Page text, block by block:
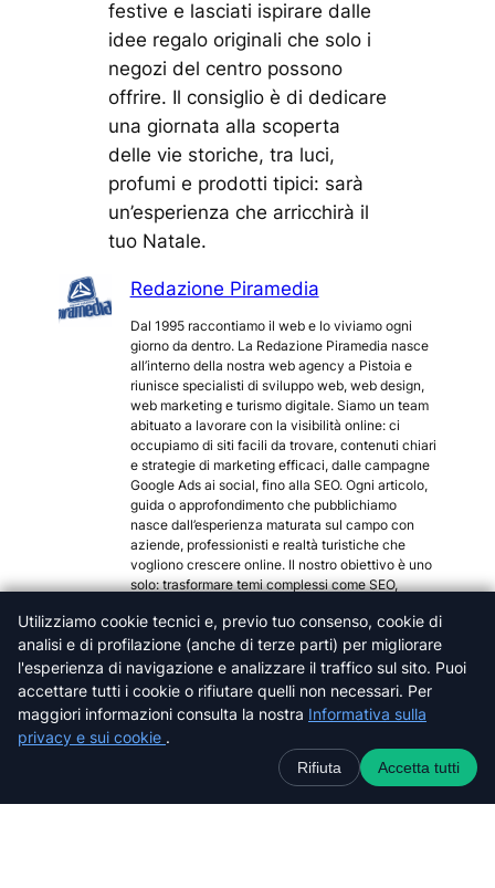
festive e lasciati ispirare dalle
idee regalo originali che solo i
negozi del centro possono
offrire. Il consiglio è di dedicare
una giornata alla scoperta
delle vie storiche, tra luci,
profumi e prodotti tipici: sarà
un’esperienza che arricchirà il
tuo Natale.
Redazione Piramedia
Dal 1995 raccontiamo il web e lo viviamo ogni
giorno da dentro. La Redazione Piramedia nasce
all’interno della nostra web agency a Pistoia e
riunisce specialisti di sviluppo web, web design,
web marketing e turismo digitale. Siamo un team
abituato a lavorare con la visibilità online: ci
occupiamo di siti facili da trovare, contenuti chiari
e strategie di marketing efficaci, dalle campagne
Google Ads ai social, fino alla SEO. Ogni articolo,
guida o approfondimento che pubblichiamo
nasce dall’esperienza maturata sul campo con
aziende, professionisti e realtà turistiche che
vogliono crescere online. Il nostro obiettivo è uno
solo: trasformare temi complessi come SEO,
concreti e comprensibili, per aiutare chi ci legge a
orientarsi meglio nel mondo del web.
Categorie popolari
Arezzo
Firenze
Utilizziamo cookie tecnici e, previo tuo consenso, cookie di
analisi e di profilazione (anche di terze parti) per migliorare
l'esperienza di navigazione e analizzare il traffico sul sito. Puoi
accettare tutti i cookie o rifiutare quelli non necessari. Per
maggiori informazioni consulta la nostra Informativa sulla
privacy e sui cookie .
Rifiuta Accetta tutti